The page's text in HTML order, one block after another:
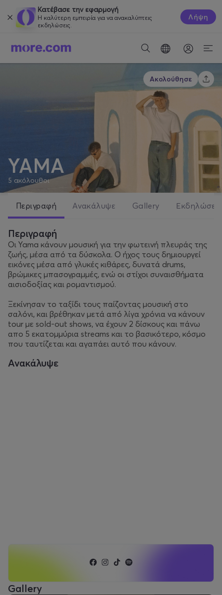
Κατέβασε την εφαρμογή
Η καλύτερη εμπειρία για να ανακαλύπτεις
εκδηλώσεις.
Λήψη
YAMA
5 ακόλουθοι
Ακολούθησε
Περιγραφή Ανακάλυψε Gallery Εκδηλώσεις
Περιγραφή
Οι Yama κάνουν μουσική για την φωτεινή πλευράς της
ζωής, μέσα από τα δύσκολα. Ο ήχος τους δημιουργεί
εικόνες μέσα από γλυκές κιθάρες, δυνατά drums,
βρώμικες μπασογραμμές, ενώ οι στίχοι συναισθήματα
αισιοδοξίας και ρομαντισμού.
Ξεκίνησαν το ταξίδι τους παίζοντας μουσική στο
σαλόνι, και βρέθηκαν μετά από λίγα χρόνια να κάνουν
tour με sold-out shows, να έχουν 2 δίσκους και πάνω
απο 5 εκατομμύρια streams και το βασικότερο, κόσμο
που ταυτίζεται και αγαπάει αυτό που κάνουν.
Ανακάλυψε
Gallery